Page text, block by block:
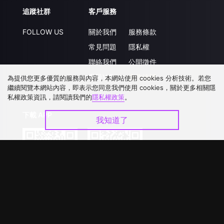
追蹤社群
FOLLOW US
客戶服務
關於我們
常見問題
聯絡我們
升級VIP
服務條款
隱私權
公開徵件
合作洽談
為提供您更多優質的服務與內容，本網站使用 cookies 分析技術。若您
繼續閱覽本網站內容，即表示您同意我們使用 cookies，關於更多相關隱
私權政策資訊，請閱讀我們的隱私權政策。
我知道了